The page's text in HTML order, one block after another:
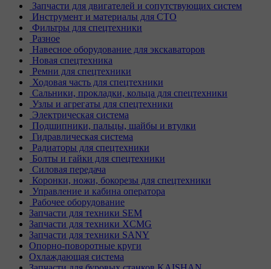
Запчасти для двигателей и сопутствующих систем
Инструмент и материалы для СТО
Фильтры для спецтехники
Разное
Навесное оборудование для экскаваторов
Новая спецтехника
Ремни для спецтехники
Ходовая часть для спецтехники
Сальники, прокладки, кольца для спецтехники
Узлы и агрегаты для спецтехники
Электрическая система
Подшипники, пальцы, шайбы и втулки
Гидравлическая система
Радиаторы для спецтехники
Болты и гайки для спецтехники
Силовая передача
Коронки, ножи, бокорезы для спецтехники
Управление и кабина оператора
Рабочее оборудование
Запчасти для техники SEM
Запчасти для техники XCMG
Запчасти для техники SANY
Опорно-поворотные круги
Охлаждающая система